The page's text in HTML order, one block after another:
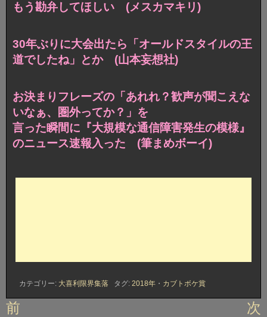
もう勘弁してほしい (メスカマキリ)
30年ぶりに大会出たら「オールドスタイルの王
道でしたね」とか (山本妄想社)
お決まりフレーズの「あれれ？歓声が聞こえな
いなぁ、圏外ってか？」を
言った瞬間に『大規模な通信障害発生の模様』
のニュース速報入った (筆まめボーイ)
カテゴリー: 大喜利限界集落 タグ: 2018年 ・ カブトボケ賞
投
前 次